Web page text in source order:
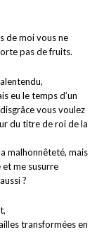
de moi vous ne
pas de fruits.
eu le temps d’un
vous voulez
du titre de roi de la
malhonnêteté, mais
et me susurre
?
transformées en